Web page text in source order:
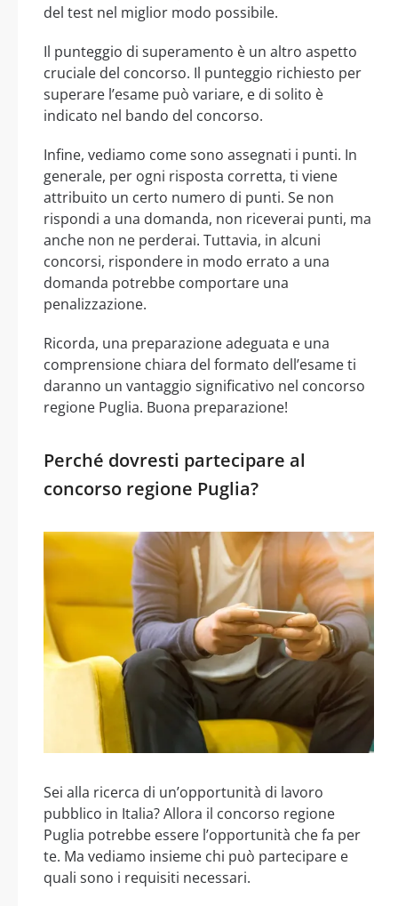
del test nel miglior modo possibile.
Il punteggio di superamento è un altro aspetto
cruciale del concorso. Il punteggio richiesto per
superare l’esame può variare, e di solito è
indicato nel bando del concorso.
Infine, vediamo come sono assegnati i punti. In
generale, per ogni risposta corretta, ti viene
attribuito un certo numero di punti. Se non
rispondi a una domanda, non riceverai punti, ma
anche non ne perderai. Tuttavia, in alcuni
concorsi, rispondere in modo errato a una
domanda potrebbe comportare una
penalizzazione.
Ricorda, una preparazione adeguata e una
comprensione chiara del formato dell’esame ti
daranno un vantaggio significativo nel concorso
regione Puglia. Buona preparazione!
Perché dovresti partecipare al
concorso regione Puglia?
Sei alla ricerca di un’opportunità di lavoro
pubblico in Italia? Allora il concorso regione
Puglia potrebbe essere l’opportunità che fa per
te. Ma vediamo insieme chi può partecipare e
quali sono i requisiti necessari.